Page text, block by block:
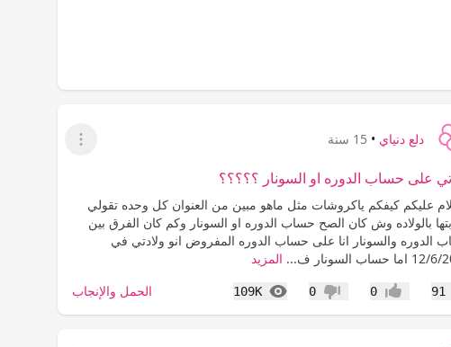
دلع دنياي • 15 سنة
عرض القائمة
على حساب الدوره او السونار ؟؟؟؟؟
عليكم كيفكم ياكروشات مثل ماهو مبين من العنوان كل وحده تقولي
بالولاده وش كان الصح حساب الدوره او السونار وكم كان الفرق بين
الدوره والسونار انا على حساب الدوره المفروض انو ولادتي في
حساب السونار ف...
المزيد
91 إعجاب0 عدم إعجاب
0
109K
المشاهدات الحمل والإنجاب